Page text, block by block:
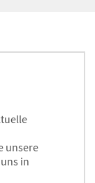
unsere
in